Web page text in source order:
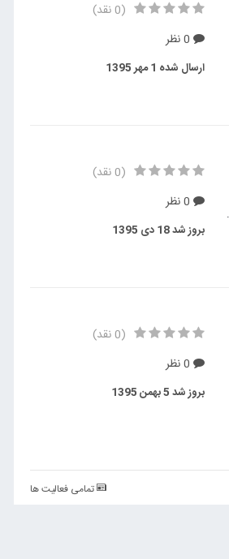
(0 نقد)
ارسال شده 1 مهر 1395
(0 نقد)
بروز شد18 دی 1395
(0 نقد)
بروز شد5 بهمن 1395
تمامی فعالیت ها